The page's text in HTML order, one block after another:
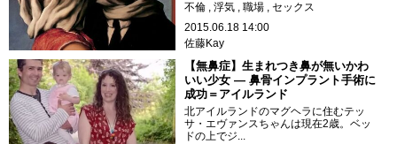
不倫
浮気 職場
セックス
2015.06.18 14:00
佐藤Kay
【無鼻症】生まれつき鼻が無いかわ
いい少女 ― 鼻骨インプラント手術に
成功＝アイルランド
北アイルランドのマグヘラに住むテッ
サ・エヴァンスちゃんは現在2歳。ベッ
ドの上でジ...